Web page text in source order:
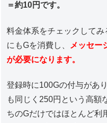
＝約10円です。
料金体系をチェックして
にもGを消費し、
メッセー
が必要になります。
登録時に100Gの付与があ
も同じく250円という高額
ちのGだけではほとんど利